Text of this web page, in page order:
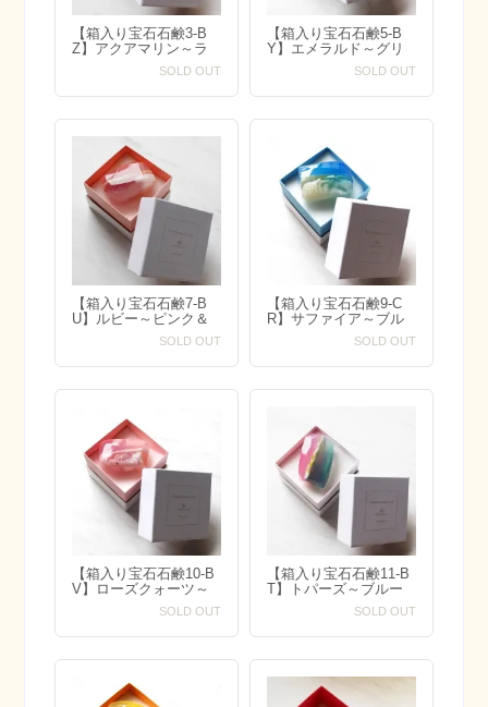
【箱入り宝石石鹸3-B
Z】アクアマリン～ラ
イトブルー系カラー～
SOLD OUT
【箱入り宝石石鹸5-B
Y】エメラルド～グリ
ーン系カラー～SOLD OUT
【箱入り宝石石鹸7-B
U】ルビー～ピンク＆
オレンジ系カラー～
SOLD OUT
【箱入り宝石石鹸9-C
R】サファイア～ブル
ー＆ホワイト系カラー
SOLD OUT
【箱入り宝石石鹸10-B
V】ローズクォーツ～
ピンク＆パープル系カ
SOLD OUT
【箱入り宝石石鹸11-B
T】トパーズ～ブルー
＆ピンク系カラー～
SOLD OUT